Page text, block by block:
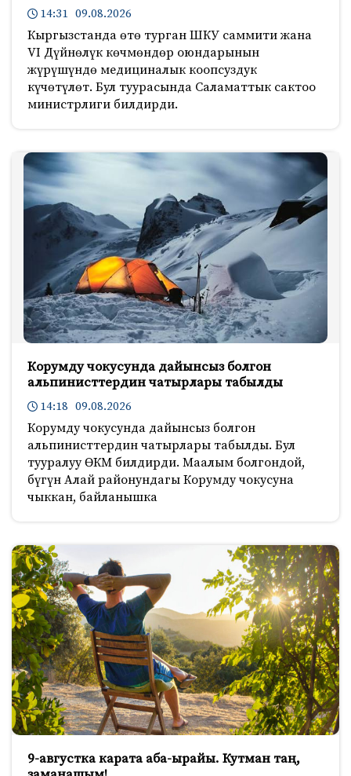
14:31 09.08.2026
Кыргызстанда өтө турган ШКУ саммити жана
VI Дүйнөлүк көчмөндөр оюндарынын
жүрүшүндө медициналык коопсуздук
күчөтүлөт. Бул туурасында Саламаттык сактоо
министрлиги билдирди.
Корумду чокусунда дайынсыз болгон
альпинисттердин чатырлары табылды
14:18 09.08.2026
Корумду чокусунда дайынсыз болгон
альпинисттердин чатырлары табылды. Бул
тууралуу ӨКМ билдирди. Маалым болгондой,
бүгүн Алай районундагы Корумду чокусуна
чыккан, байланышка
9-августка карата аба-ырайы. Кутман таң,